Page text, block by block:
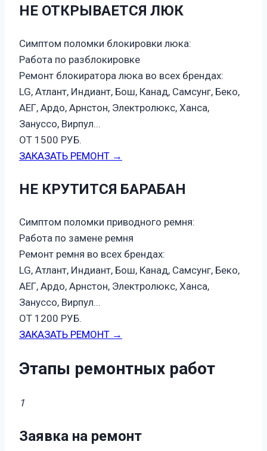
НЕ ОТКРЫВАЕТСЯ ЛЮК
Симптом поломки блокировки люка:
Работа по разблокировке
Ремонт блокиратора люка во всех брендах:
LG, Атлант, Индиант, Бош, Канад, Самсунг, Беко,
АЕГ, Ардо, Арнстон, Электролюкс, Ханса,
Зануссо, Вирпул...
ОТ 1500 РУБ.
ЗАКАЗАТЬ РЕМОНТ →
НЕ КРУТИТСЯ БАРАБАН
Симптом поломки приводного ремня:
Работа по замене ремня
Ремонт ремня во всех брендах:
LG, Атлант, Индиант, Бош, Канад, Самсунг, Беко,
АЕГ, Ардо, Арнстон, Электролюкс, Ханса,
Зануссо, Вирпул...
ОТ 1200 РУБ.
ЗАКАЗАТЬ РЕМОНТ →
Этапы ремонтных работ
1
Заявка на ремонт